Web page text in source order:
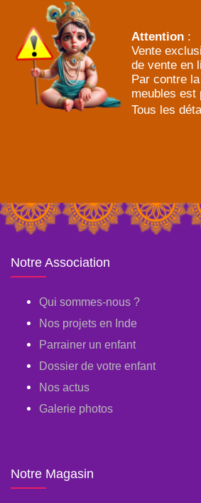
Attention :
Vente
de vente en
Par contre
meubles est
Tous les
Notre Association
Qui sommes-nous ?
Nos projets en Inde
Parrainer un enfant
Dossier de votre enfant
Nos actus
Galerie photos
Notre Magasin